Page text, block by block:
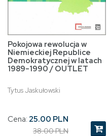
Pokojowa rewolucja w
Niemieckiej Republice
Demokratycznej w latach
1989-1990 / OUTLET
Tytus Jaskułowski
Cena: 25.00 PLN
38.00 PLN